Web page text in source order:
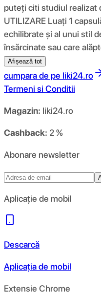
puteți citi studiul realizat
UTILIZARE Luați 1
echilibrate și al unui stil
însărcinate sau care
Afișează tot
cumpara de pe liki24.ro
Termeni si Conditii
Magazin: liki24.ro
Cashback: 2 %
Abonare newsletter
Aplicație de mobil
Descarcă
Aplicația de mobil
Extensie Chrome